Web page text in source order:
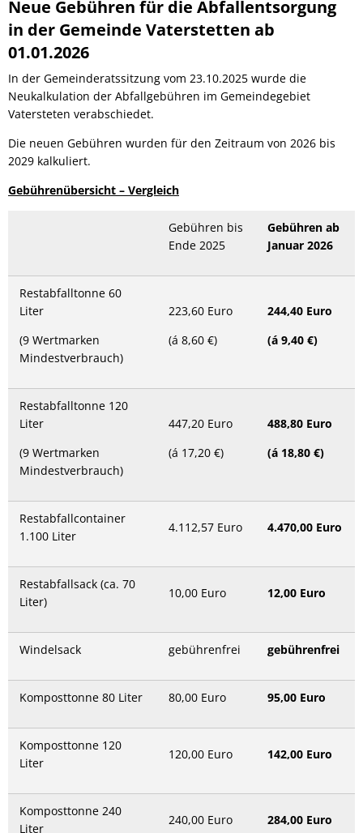
Presseinformationen
Stellenangebote
Studium und Ausbildung
Verkehr & Tourismus
Bahn & Bus
Gastronomie, Hotels &
Taxi und MiFaZ
Veranstaltungskalender
Radverkehr
Ziele und Visionen
Weitere Informationen,
Weiterbildung
Die Notinsel
Grün verbindet -
Publikationen
Neue Gebühren für die Abfallentsorgung
in der Gemeinde Vaterstetten ab
01.01.2026
In der Gemeinderatssitzung vom 23.10.2025 wurde die
Neukalkulation der Abfallgebühren im Gemeindegebiet
Vatersteten verabschiedet.
Die neuen Gebühren wurden für den Zeitraum von 2026 bis
2029 kalkuliert.
Gebührenübersicht – Vergleich
Gebühren bis
Ende 2025
Gebühren ab
Januar 2026
Restabfalltonne 60
Liter
(9 Wertmarken
Mindestverbrauch)
223,60 Euro
(á 8,60 €)
244,40 Euro
(á 9,40 €)
Restabfalltonne 120
Liter
(9 Wertmarken
Mindestverbrauch)
447,20 Euro
(á 17,20 €)
488,80 Euro
(á 18,80 €)
Restabfallcontainer
1.100 Liter
4.112,57 Euro 4.470,00 Euro
Restabfallsack (ca. 70
Liter)
10,00 Euro 12,00 Euro
Windelsack gebührenfrei gebührenfrei
Komposttonne 80 Liter 80,00 Euro 95,00 Euro
Komposttonne 120
Liter
120,00 Euro 142,00 Euro
Komposttonne 240
Liter
240,00 Euro 284,00 Euro